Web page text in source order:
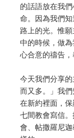
的話語放在我
命。因為我們
路上的光。惟
中的時候，做
心合意的禱告
今天我們分享
而又多。」我
在新約裡面，
七間教會寫信
會、帖撒羅尼